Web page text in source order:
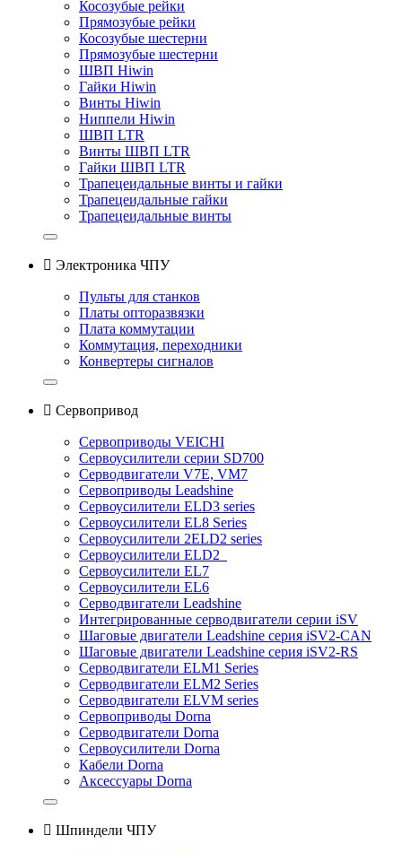
Косозубые рейки
Прямозубые рейки
Косозубые шестерни
Прямозубые шестерни
ШВП Hiwin
Гайки Hiwin
Винты Hiwin
Ниппели Hiwin
ШВП LTR
Винты ШВП LTR
Гайки ШВП LTR
Трапецеидальные винты и гайки
Трапецеидальные гайки
Трапецеидальные винты
 Электроника ЧПУ
Пульты для станков
Платы опторазвязки
Плата коммутации
Коммутация, переходники
Конвертеры сигналов
 Сервопривод
Сервоприводы VEICHI
Сервоусилители серии SD700
Серводвигатели V7E, VM7
Сервоприводы Leadshine
Сервоусилители ELD3 series
Сервоусилители EL8 Series
Сервоусилители 2ELD2 series
Сервоусилители ELD2
Сервоусилители EL7
Сервоусилители EL6
Серводвигатели Leadshine
Интегрированные серводвигатели серии iSV
Шаговые двигатели Leadshine серия iSV2-CAN
Шаговые двигатели Leadshine серия iSV2-RS
Серводвигатели ELM1 Series
Серводвигатели ELM2 Series
Серводвигатели ELVM series
Сервоприводы Dorna
Серводвигатели Dorna
Сервоусилители Dorna
Кабели Dorna
Аксессуары Dorna
 Шпиндели ЧПУ